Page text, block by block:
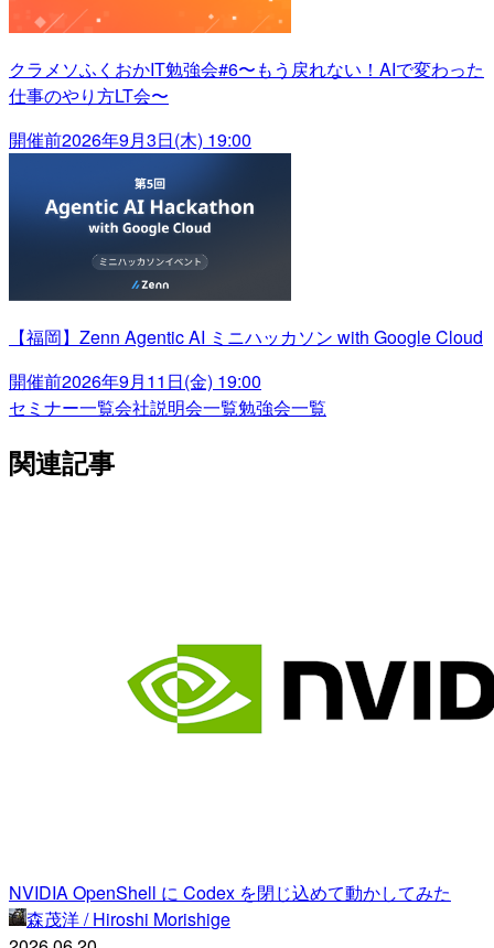
クラメソふくおかIT勉強会#6〜もう戻れない！AIで変わった
仕事のやり方LT会〜
開催前2026年9月3日(木) 19:00
【福岡】Zenn Agentic AI ミニハッカソン with Google Cloud
開催前2026年9月11日(金) 19:00
セミナー一覧会社説明会一覧勉強会一覧
関連記事
NVIDIA OpenShell に Codex を閉じ込めて動かしてみた
森茂洋 / Hiroshi Morishige